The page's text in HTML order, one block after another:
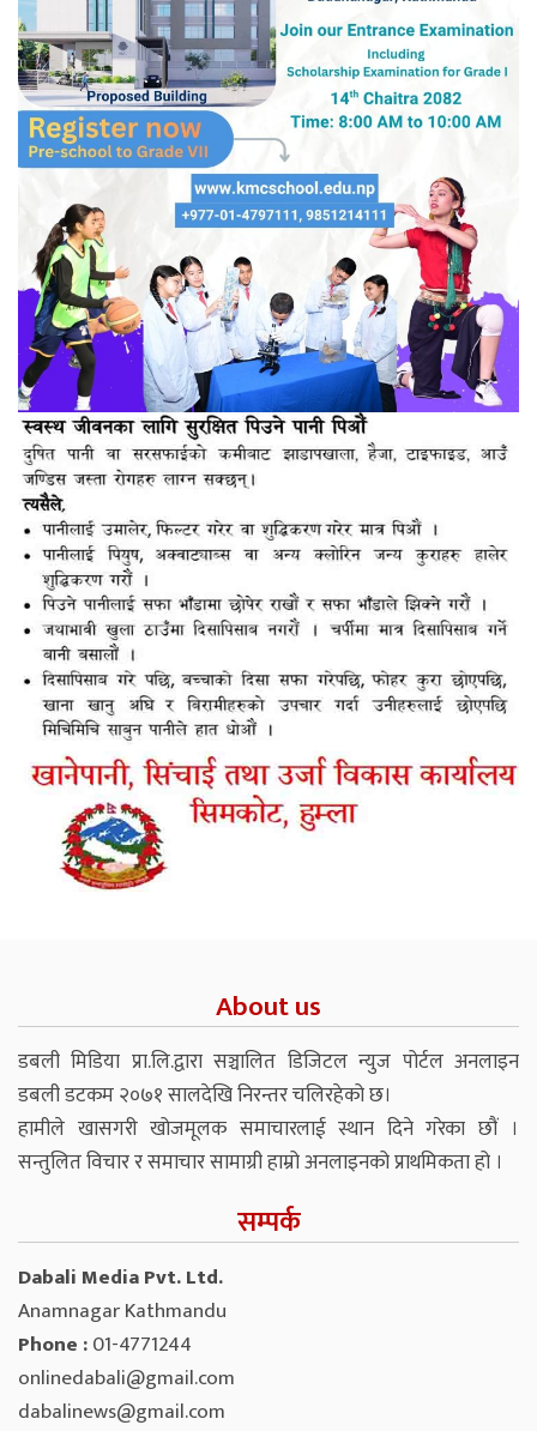
About us
डबली मिडिया प्रा.लि.द्वारा सञ्चालित डिजिटल न्युज पोर्टल अनलाइन
डबली डटकम २०७१ सालदेखि निरन्तर चलिरहेको छ।
हामीले खासगरी खोजमूलक समाचारलाई स्थान दिने गरेका छौं ।
सन्तुलित विचार र समाचार सामाग्री हाम्रो अनलाइनको प्राथमिकता हो ।
सम्पर्क
Dabali Media Pvt. Ltd.
Anamnagar Kathmandu
Phone :01-4771244
onlinedabali@gmail.com
dabalinews@gmail.com